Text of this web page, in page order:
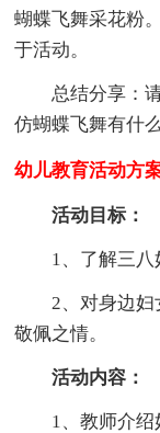
蝴蝶飞舞采花粉
于活动。
总结分享：
仿蝴蝶飞舞有什
幼儿教育活动方
活动目标：
1、了解三八
2、对身边
敬佩之情。
活动内容：
1、教师介绍